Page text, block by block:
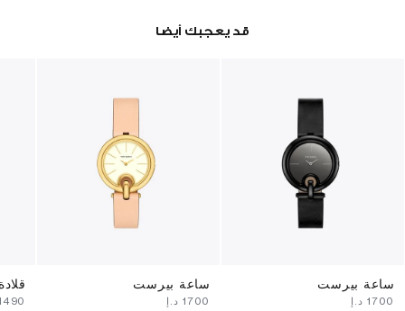
قد يعجبك أيضا
ساعة بيرست ساعة بيرست